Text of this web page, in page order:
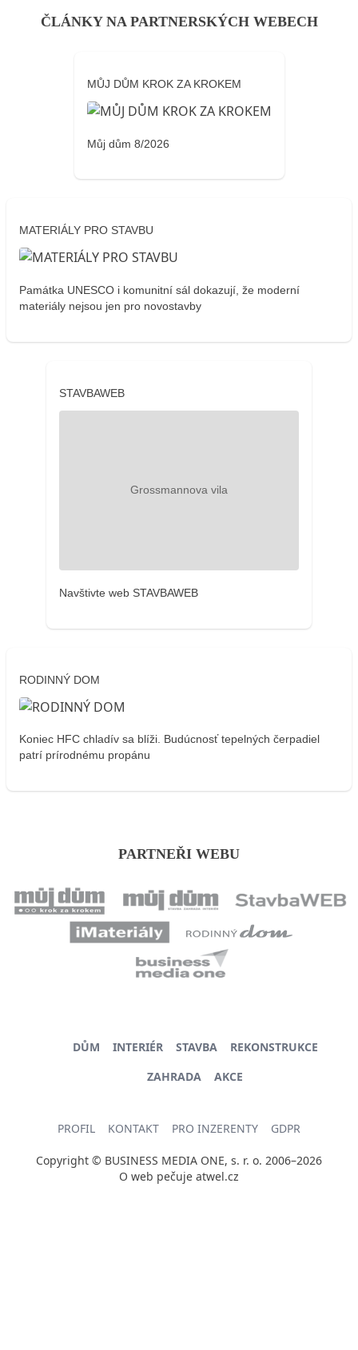
ČLÁNKY NA PARTNERSKÝCH WEBECH
MŮJ DŮM KROK ZA KROKEM
Můj dům 8/2026
MATERIÁLY PRO STAVBU
Památka UNESCO i komunitní sál dokazují, že moderní
materiály nejsou jen pro novostavby
STAVBAWEB
Navštivte web STAVBAWEB
RODINNÝ DOM
Koniec HFC chladív sa blíži. Budúcnosť tepelných čerpadiel
patrí prírodnému propánu
PARTNEŘI WEBU
DŮM INTERIÉR STAVBA
REKONSTRUKCE
ZAHRADA
AKCE
PROFIL KONTAKT PRO INZERENTY GDPR
Copyright © BUSINESS MEDIA ONE, s. r. o. 2006–2026